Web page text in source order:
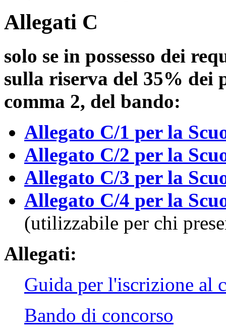
Allegati C
solo se in possesso dei
sulla riserva del 35% dei
comma 2, del bando:
Allegato C/1 per la
Allegato C/2 per la
Allegato C/3 per la
Allegato C/4 per la
(utilizzabile per chi
Allegati:
Guida per l'iscrizione al
Bando di concorso